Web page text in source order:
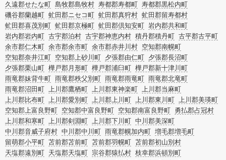
久遠郡せたな町 島牧郡島牧村 寿都郡寿都町 寿都郡黒松内町
磯谷郡蘭越町 虻田郡ニセコ町 虻田郡真狩村 虻田郡留寿都村
虻田郡喜茂別町 虻田郡京極町 虻田郡倶知安町 岩内郡共和町
岩内郡岩内町 古宇郡泊村 古宇郡神恵内村 積丹郡積丹町 古平郡古平町
余市郡仁木町 余市郡余市町 余市郡赤井川村 空知郡南幌町
空知郡奈井江町 空知郡上砂川町 夕張郡由仁町 夕張郡長沼町
夕張郡栗山町 樺戸郡月形町 樺戸郡浦臼町 樺戸郡新十津川町
雨竜郡妹背牛町 雨竜郡秩父別町 雨竜郡雨竜町 雨竜郡北竜町
雨竜郡沼田町 上川郡鷹栖町 上川郡東神楽町 上川郡当麻町
上川郡比布町 上川郡愛別町 上川郡上川町 上川郡東川町 上川郡美瑛町
空知郡上富良野町 空知郡中富良野町 空知郡南富良野町 勇払郡占冠村
上川郡和寒町 上川郡剣淵町 上川郡下川町 中川郡美深町
中川郡音威子府村 中川郡中川町 雨竜郡幌加内町 増毛郡増毛町
留萌郡小平町 苫前郡苫前町 苫前郡羽幌町 苫前郡初山別村
天塩郡遠別町 天塩郡天塩町 宗谷郡猿払村 枝幸郡浜頓別町